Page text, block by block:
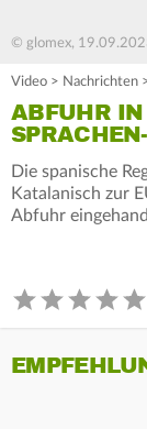
© glomex,
Video > Nachrichten
ABFUHR
Die spanische
Katalanisch zur
Abfuhr